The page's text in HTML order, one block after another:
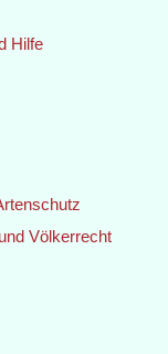
Hilfe
Völkerrecht